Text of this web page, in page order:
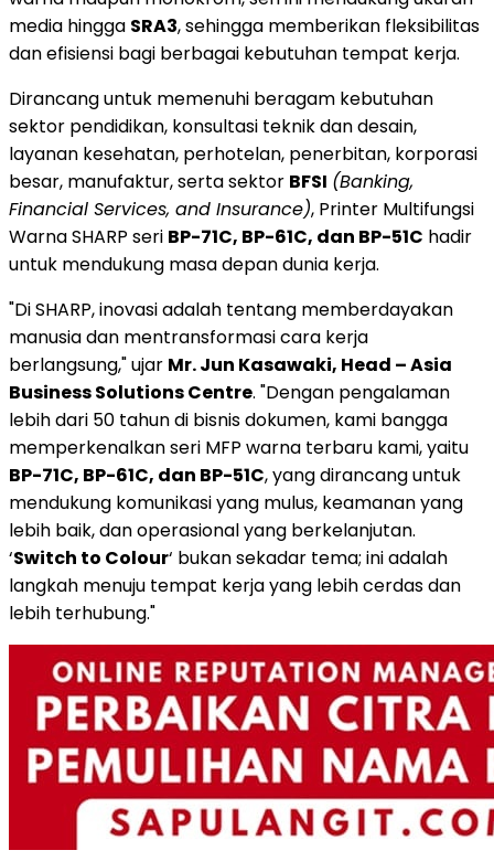
media hingga SRA3, sehingga memberikan fleksibilitas
dan efisiensi bagi berbagai kebutuhan tempat kerja.
Dirancang untuk memenuhi beragam kebutuhan
sektor pendidikan, konsultasi teknik dan desain,
layanan kesehatan, perhotelan, penerbitan, korporasi
besar, manufaktur, serta sektor BFSI (Banking,
Financial Services, and Insurance), Printer Multifungsi
Warna SHARP seri BP-71C, BP-61C, dan BP-51C hadir
untuk mendukung masa depan dunia kerja.
"Di SHARP, inovasi adalah tentang memberdayakan
manusia dan mentransformasi cara kerja
berlangsung," ujar Mr. Jun Kasawaki, Head – Asia
Business Solutions Centre. "Dengan pengalaman
lebih dari 50 tahun di bisnis dokumen, kami bangga
memperkenalkan seri MFP warna terbaru kami, yaitu
BP-71C, BP-61C, dan BP-51C, yang dirancang untuk
mendukung komunikasi yang mulus, keamanan yang
lebih baik, dan operasional yang berkelanjutan.
‘Switch to Colour‘ bukan sekadar tema; ini adalah
langkah menuju tempat kerja yang lebih cerdas dan
lebih terhubung."